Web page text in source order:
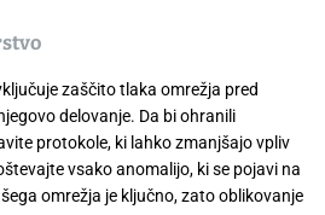
zaščito tlaka omrežja pred
delovanje. Da bi ohranili
protokole, ki lahko zmanjšajo vpliv
vsako anomalijo, ki se pojavi na
omrežja je ključno, zato oblikovanje